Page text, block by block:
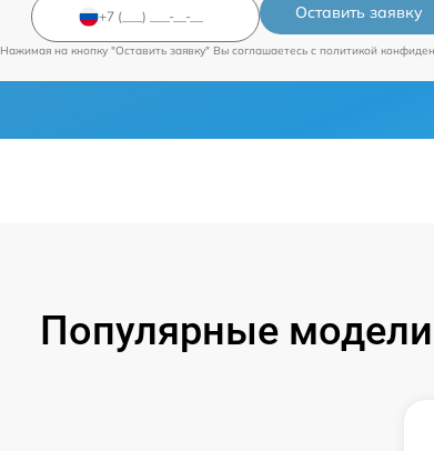
Оставить заявку
Нажимая на кнопку "Оставить заявку" Вы соглашаетесь c политикой
Популярные